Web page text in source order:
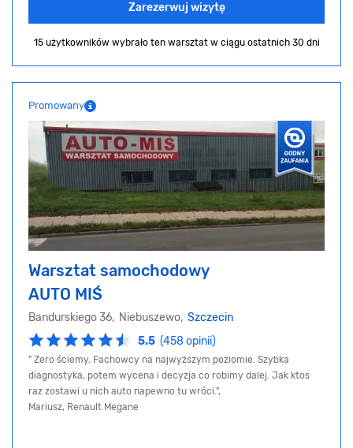
Zarezerwuj wizytę
15 użytkowników wybrało ten warsztat w ciągu ostatnich 30 dni
Promowany
Warsztat samochodowy
AUTO MIŚ
Bandurskiego 36, Niebuszewo, Szczecin
5.5 (458 opinii)
" Zero ściemy. Fachowcy na najwyższym poziomie. Szybka
diagnostyka, potem wycena i decyzja co robimy dalej. Jak ktos
raz zostawi u nich auto napewno tu wróci.",
Mariusz, Renault Megane